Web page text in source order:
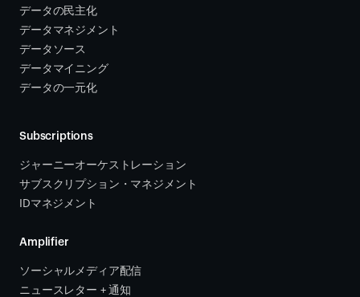
データの民主化
データマネジメント
データソース
データマイニング
データの一元化
Subscriptions
ジャーニーオーケストレーション
サブスクリプション・マネジメント
IDマネジメント
Amplifier
ソーシャルメディア配信
ニュースレター + 通知